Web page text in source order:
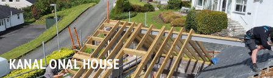
KANAL ONAL HOUSE